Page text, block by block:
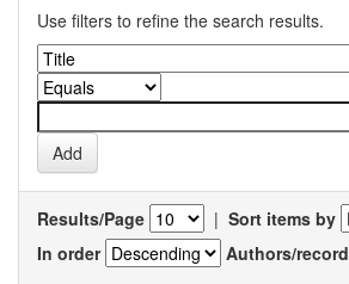
Use filters to refine the search results.
Results/Page | Sort items by
In order
Authors/record